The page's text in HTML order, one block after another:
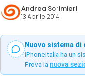
Andrea Scrimieri
13 Aprile 2014
Nuovo sistema di
iPhoneItalia ha un
Prova la nuova